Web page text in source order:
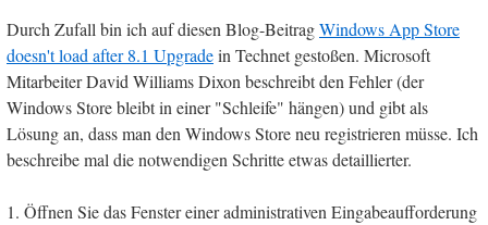
Durch Zufall bin ich auf diesen Blog-BeitragWindows App Store
doesn't load after 8.1 Upgradein Technet gestoßen. Microsoft
Mitarbeiter David Williams Dixon beschreibt den Fehler (der
Windows Store bleibt in einer "Schleife" hängen) und gibt als
Lösung an, dass man den Windows Store neu registrieren müsse. Ich
beschreibe mal die notwendigen Schritte etwas detaillierter.
1. Öffnen Sie das Fenster einer administrativen Eingabeaufforderung